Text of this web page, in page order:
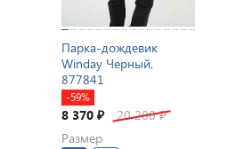
Парка-дождевик
Winday Черный,
877841
-59%
8 370 ₽ 20 200₽
Размер